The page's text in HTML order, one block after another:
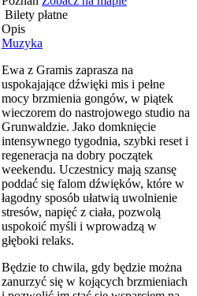
Bilety płatne
Opis
Muzyka
Ewa z Gramis zaprasza na
uspokajające dźwięki mis i pełne
mocy brzmienia gongów, w piątek
wieczorem do nastrojowego studio na
Grunwaldzie. Jako domknięcie
intensywnego tygodnia, szybki reset i
regeneracja na dobry początek
weekendu. Uczestnicy mają szansę
poddać się falom dźwięków, które w
łagodny sposób ułatwią uwolnienie
stresów, napięć z ciała, pozwolą
uspokoić myśli i wprowadzą w
głęboki relaks.
Będzie to chwila, gdy będzie można
zanurzyć się w kojących brzmieniach